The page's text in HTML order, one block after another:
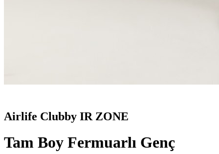
Airlife Clubby IR ZONE
Tam Boy Fermuarlı Genç